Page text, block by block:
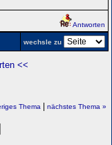
Antworten
wechsle zu
<<
Thema nächstes Thema »